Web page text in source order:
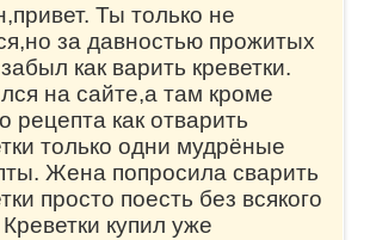
Ты только не
за давностью прожитых
как варить креветки.
на сайте,а там кроме
рецепта как отварить
только одни мудрёные
Жена попросила сварить
просто поесть без всякого
купил уже